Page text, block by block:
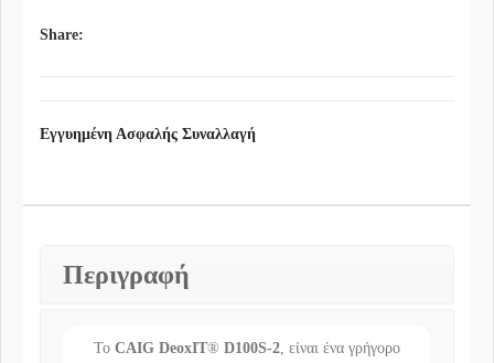
Share:
Εγγυημένη Ασφαλής Συναλλαγή
Περιγραφή
Το CAIG DeoxIT® D100S-2, είναι ένα γρήγορο